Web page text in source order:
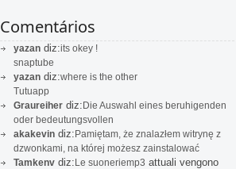
Comentários
yazan diz:its okey !
snaptube
yazan diz:where is the other
Tutuapp
Graureiher diz:Die Auswahl eines beruhigenden
oder bedeutungsvollen
akakevin diz:Pamiętam, że znalazłem witrynę z
dzwonkami, na której możesz zainstalować
Tamkenv diz:Le suoneriemp3 attuali vengono